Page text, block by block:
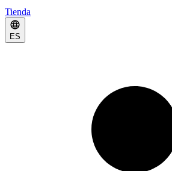
Tienda
ES